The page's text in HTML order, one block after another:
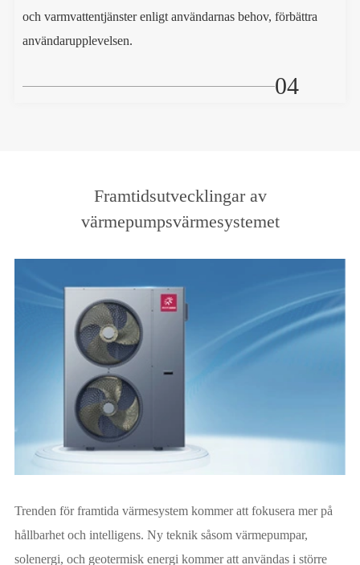
och varmvattentjänster enligt användarnas behov, förbättra
användarupplevelsen.
04
Framtidsutvecklingar av
värmepumpsvärmesystemet
Trenden för framtida värmesystem kommer att fokusera mer på
hållbarhet och intelligens. Ny teknik såsom värmepumpar,
solenergi, och geotermisk energi kommer att användas i större